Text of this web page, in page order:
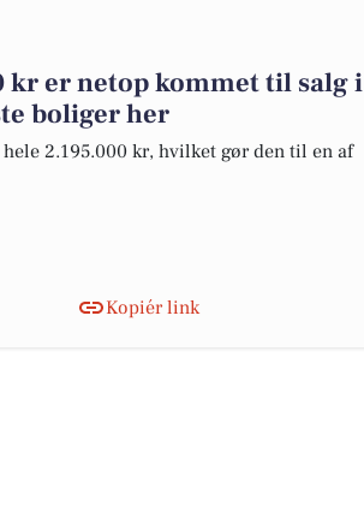
er netop kommet til salg i
boliger her
2.195.000 kr, hvilket gør den til en af
Kopiér link